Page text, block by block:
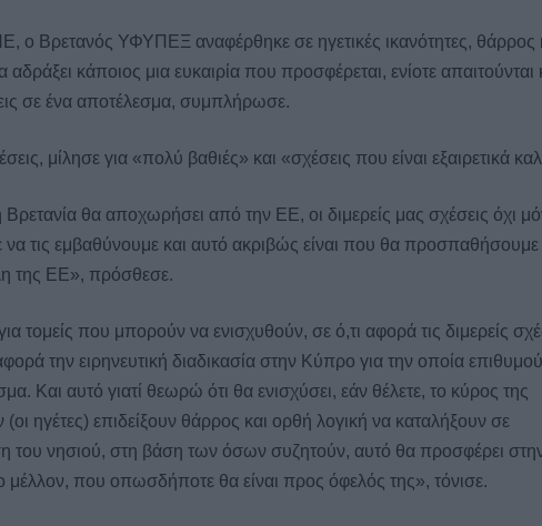
ο Βρετανός ΥΦΥΠΕΞ αναφέρθηκε σε ηγετικές ικανότητες, θάρρος
αδράξει κάποιος μια ευκαιρία που προσφέρεται, ενίοτε απαιτούνται
σε ένα αποτέλεσμα, συμπλήρωσε.
μίλησε για «πολύ βαθιές» και «σχέσεις που είναι εξαιρετικά
θα αποχωρήσει από την ΕΕ, οι διμερείς μας σχέσεις όχι
τις εμβαθύνουμε και αυτό ακριβώς είναι που θα
της ΕΕ», πρόσθεσε.
τομείς που μπορούν να ενισχυθούν, σε ό,τι αφορά τις διμερείς
την ειρηνευτική διαδικασία στην Κύπρο για την οποία
Και αυτό γιατί θεωρώ ότι θα ενισχύσει, εάν θέλετε, το κύρος της
ηγέτες) επιδείξουν θάρρος και ορθή λογική να καταλήξουν σε
του νησιού, στη βάση των όσων συζητούν, αυτό θα προσφέρει
μέλλον, που οπωσδήποτε θα είναι προς όφελός της», τόνισε.